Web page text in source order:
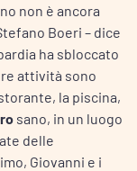
non è ancora
Boeri – dice
ha sbloccato
attività sono
la piscina,
sano, in un luogo
delle
Giovanni e i